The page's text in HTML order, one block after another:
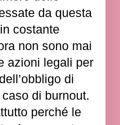
da questa
costante
non sono mai
azioni legali per
di
di burnout.
perché le